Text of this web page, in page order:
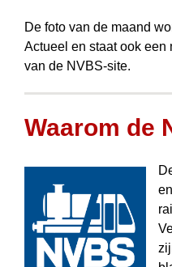
De foto van de maand
Actueel en staat ook
van de NVBS-site.
Waarom de